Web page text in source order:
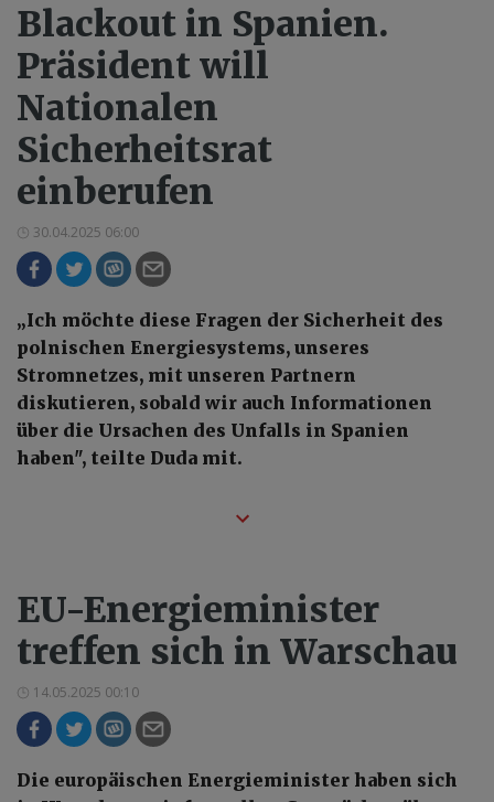
Blackout in Spanien.
Präsident will
Nationalen
Sicherheitsrat
einberufen
30.04.2025 06:00
„Ich möchte diese Fragen der Sicherheit des
polnischen Energiesystems, unseres
Stromnetzes, mit unseren Partnern
diskutieren, sobald wir auch Informationen
über die Ursachen des Unfalls in Spanien
haben", teilte Duda mit.
EU-Energieminister
treffen sich in Warschau
14.05.2025 00:10
Die europäischen Energieminister haben sich